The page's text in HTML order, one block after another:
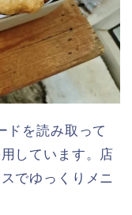
ドを読み取って
しています。店
でゆっくりメニ